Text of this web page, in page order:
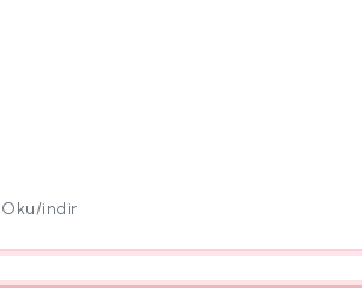
Oku/indir